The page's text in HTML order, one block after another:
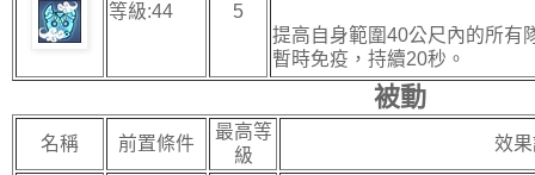
等級:44 5
提高自身範圍40公尺內的所有
暫時免疫，持續20秒。
被動
名稱 前置條件
最高等
級
效